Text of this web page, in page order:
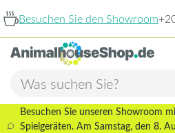
den Showroom+200
Besuchen Sie unseren Showroom
Spielgeräten. Am Samstag, den 8.